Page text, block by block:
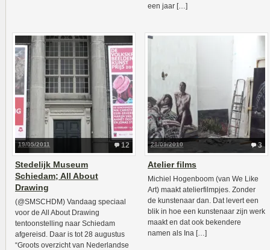
een jaar […]
12
19/05/2011
Stedelijk Museum
Schiedam; All About
Drawing
(@SMSCHDM) Vandaag speciaal
voor de All About Drawing
tentoonstelling naar Schiedam
afgereisd. Daar is tot 28 augustus
“Groots overzicht van Nederlandse
3
28/09/2010
Atelier films
Michiel Hogenboom (van We Like
Art) maakt atelierfilmpjes. Zonder
de kunstenaar dan. Dat levert een
blik in hoe een kunstenaar zijn werk
maakt en dat ook bekendere
namen als Ina […]